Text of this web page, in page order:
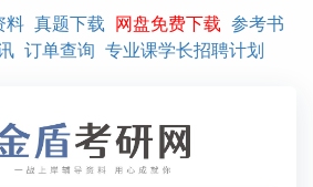
料 真题下载 网盘免费下载 参考书
订单查询 专业课学长招聘计划